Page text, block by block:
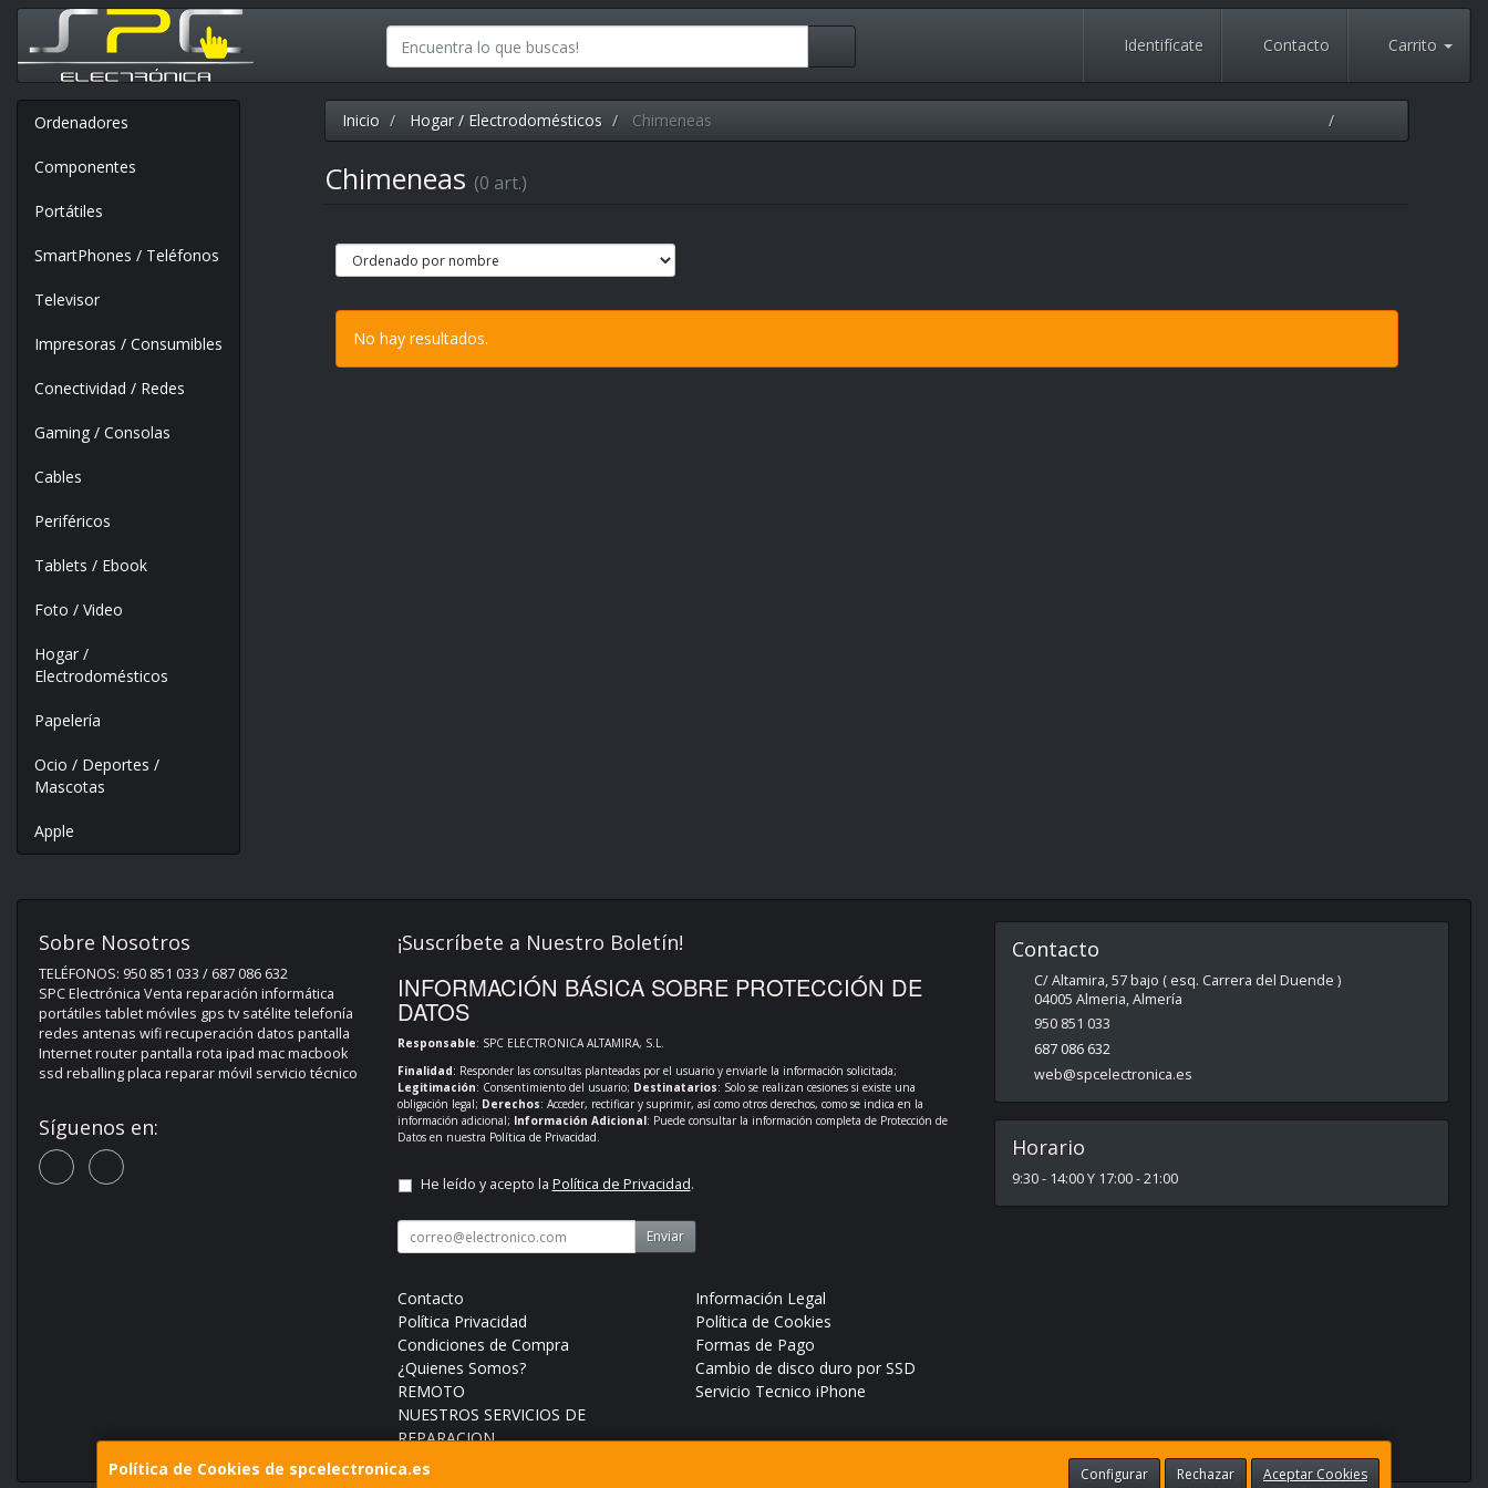
Identifícate Contacto Carrito
Ordenadores
Componentes
Portátiles
SmartPhones / Teléfonos
Televisor
Impresoras / Consumibles
Conectividad / Redes
Gaming / Consolas
Cables
Periféricos
Tablets / Ebook
Foto / Video
Hogar /
Electrodomésticos
Papelería
Ocio / Deportes /
Mascotas
Apple
Inicio Hogar / Electrodomésticos Chimeneas
Chimeneas (0 art.)
No hay resultados.
Política de Cookies de spcelectronica.es Configurar Rechazar Aceptar Cookies
Sobre Nosotros
TELÉFONOS: 950 851 033 / 687 086 632
SPC Electrónica Venta reparación informática
portátiles tablet móviles gps tv satélite telefonía
redes antenas wifi recuperación datos pantalla
Internet router pantalla rota ipad mac macbook
ssd reballing placa reparar móvil servicio técnico
Síguenos en:
¡Suscríbete a Nuestro Boletín!
INFORMACIÓN BÁSICA SOBRE PROTECCIÓN DE
DATOS
Responsable: SPC ELECTRONICA ALTAMIRA, S.L.
Finalidad: Responder las consultas planteadas por el usuario y enviarle la información solicitada;
Legitimación: Consentimiento del usuario; Destinatarios: Solo se realizan cesiones si existe una
obligación legal; Derechos: Acceder, rectificar y suprimir, así como otros derechos, como se indica en la
información adicional; Información Adicional: Puede consultar la información completa de Protección de
Datos en nuestra Política de Privacidad.
He leído y acepto la Política de Privacidad.
Enviar
Contacto
Información Legal
Política Privacidad
Política de Cookies
Condiciones de Compra
Formas de Pago
¿Quienes Somos?
Cambio de disco duro por SSD
REMOTO
Servicio Tecnico iPhone
NUESTROS SERVICIOS DE
REPARACION
Contacto
C/ Altamira, 57 bajo ( esq. Carrera del Duende )
04005 Almeria,Almería
950 851 033
687 086 632
web@spcelectronica.es
Horario
9:30 - 14:00 Y 17:00 - 21:00